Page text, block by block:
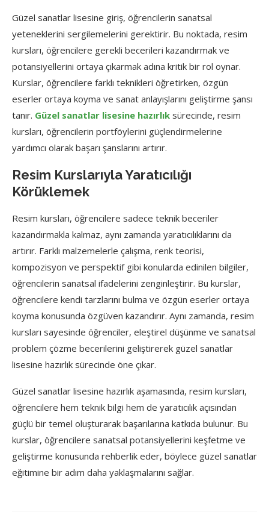
Güzel sanatlar lisesine giriş, öğrencilerin sanatsal
yeteneklerini sergilemelerini gerektirir. Bu noktada, resim
kursları, öğrencilere gerekli becerileri kazandırmak ve
potansiyellerini ortaya çıkarmak adına kritik bir rol oynar.
Kurslar, öğrencilere farklı teknikleri öğretirken, özgün
eserler ortaya koyma ve sanat anlayışlarını geliştirme şansı
tanır. Güzel sanatlar lisesine hazırlık sürecinde, resim
kursları, öğrencilerin portföylerini güçlendirmelerine
yardımcı olarak başarı şanslarını artırır.
Resim Kurslarıyla Yaratıcılığı
Körüklemek
Resim kursları, öğrencilere sadece teknik beceriler
kazandırmakla kalmaz, aynı zamanda yaratıcılıklarını da
artırır. Farklı malzemelerle çalışma, renk teorisi,
kompozisyon ve perspektif gibi konularda edinilen bilgiler,
öğrencilerin sanatsal ifadelerini zenginleştirir. Bu kurslar,
öğrencilere kendi tarzlarını bulma ve özgün eserler ortaya
koyma konusunda özgüven kazandırır. Aynı zamanda, resim
kursları sayesinde öğrenciler, eleştirel düşünme ve sanatsal
problem çözme becerilerini geliştirerek güzel sanatlar
lisesine hazırlık sürecinde öne çıkar.
Güzel sanatlar lisesine hazırlık aşamasında, resim kursları,
öğrencilere hem teknik bilgi hem de yaratıcılık açısından
güçlü bir temel oluşturarak başarılarına katkıda bulunur. Bu
kurslar, öğrencilere sanatsal potansiyellerini keşfetme ve
geliştirme konusunda rehberlik eder, böylece güzel sanatlar
eğitimine bir adım daha yaklaşmalarını sağlar.